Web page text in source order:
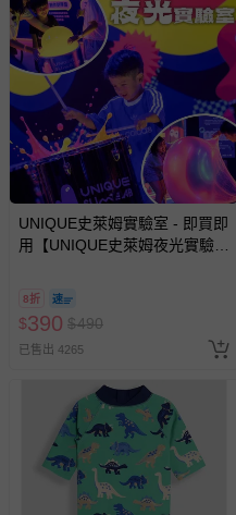
UNIQUE史萊姆實驗室 - 即買即
用【UNIQUE史萊姆夜光實驗室
人小孩均一價(3歲以上需購票))
8折
$390 $490
已售出 4265